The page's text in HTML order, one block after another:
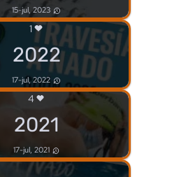
15-jul, 2023
1
2022
17-jul, 2022
4
2021
17-jul, 2021